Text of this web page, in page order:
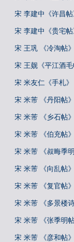
宋 李建中《许昌帖
宋 李建中《贵宅帖
宋 王巩 《冷淘帖
宋 王觌《平江酒毛
宋 米友仁《手札》
宋 米芾 《丹阳帖》
宋 米芾 《乡石帖》
宋 米芾 《伯充帖》
宋 米芾 《叔晦季
宋 米芾 《向乱帖》
宋 米芾 《复官帖》
宋 米芾 《多景楼诗
宋 米芾 《张季明帖
宋 米芾 《彦和帖》